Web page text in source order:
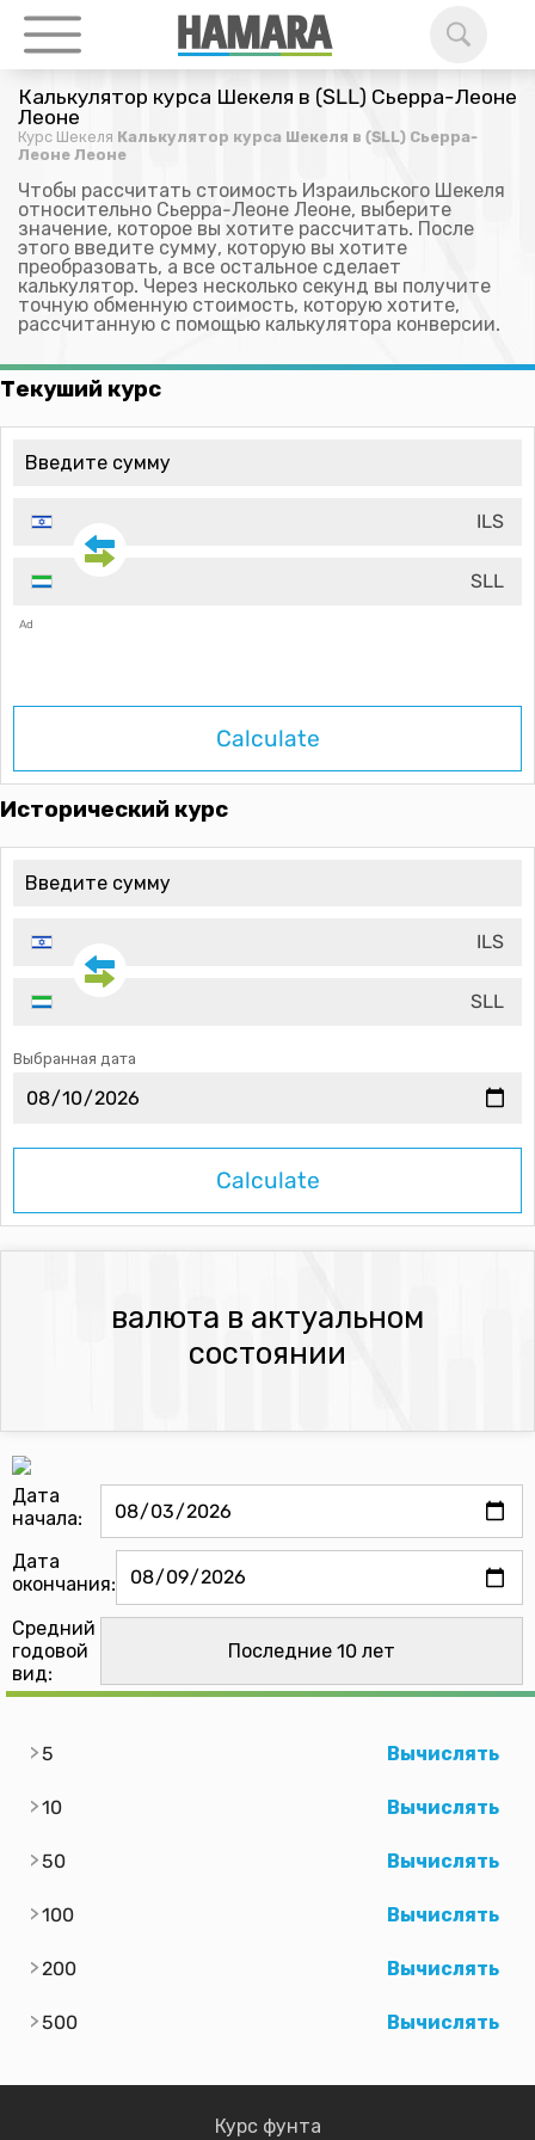
Калькулятор курса Шекеля в (SLL) Сьерра-Леоне
Леоне
Курс Шекеля Калькулятор курса Шекеля в (SLL) Сьерра-
Леоне Леоне
Чтобы рассчитать стоимость Израильского Шекеля
относительно Сьерра-Леоне Леоне, выберите
значение, которое вы хотите рассчитать. После
этого введите сумму, которую вы хотите
преобразовать, а все остальное сделает
калькулятор. Через несколько секунд вы получите
точную обменную стоимость, которую хотите,
рассчитанную с помощью калькулятора конверсии.
Текуший курс
ILS
SLL
Ad
Calculate
Исторический курс
ILS
SLL
Выбранная дата
валюта в актуальном
состоянии
Дата
начала:
Дата
окончания:
Средний
годовой
вид:
5 Вычислять
10 Вычислять
50 Вычислять
100 Вычислять
200 Вычислять
500 Вычислять
Курс фунта